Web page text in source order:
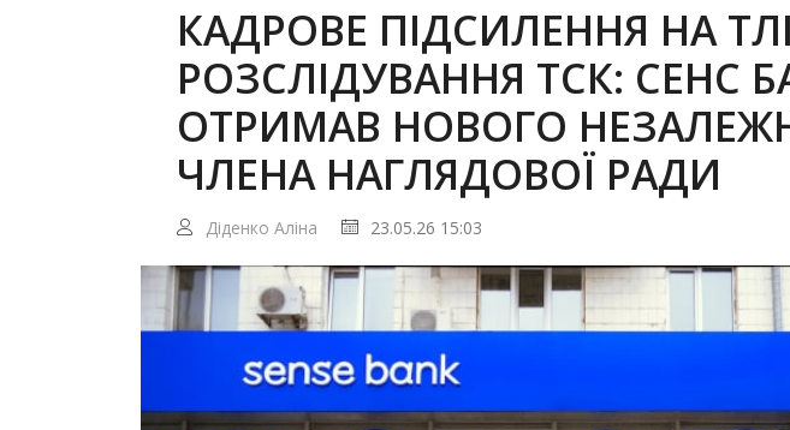
КАДРОВЕ ПІДСИЛЕННЯ НА ТЛІ
РОЗСЛІДУВАННЯ ТСК: СЕНС
ОТРИМАВ НОВОГО
ЧЛЕНА НАГЛЯДОВОЇ РАДИ
Діденко Аліна 23.05.26 15:03